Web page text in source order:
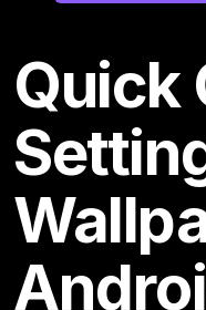
Quick